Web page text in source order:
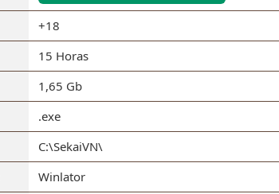
+18
15 Horas
1,65 Gb
.exe
C:\SekaiVN\
Winlator